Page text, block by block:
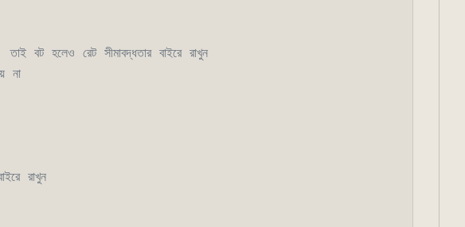
হলেও রেট সীমাবদ্ধতার বাইরে রাখুন
না
রাখুন